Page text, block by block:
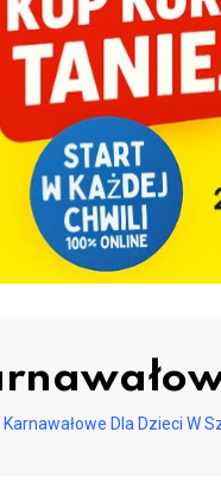
Dla Dzieci W